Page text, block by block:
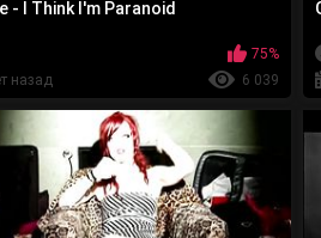
- I Think I'm Paranoid
75%
назад
6 039